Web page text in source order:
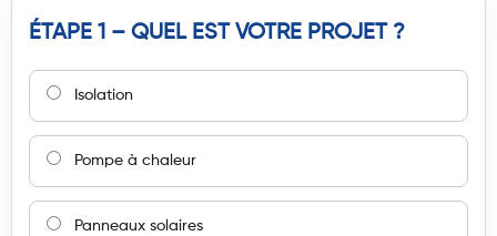
ÉTAPE 1 – QUEL EST VOTRE PROJET ?
Isolation
Pompe à chaleur
Panneaux solaires